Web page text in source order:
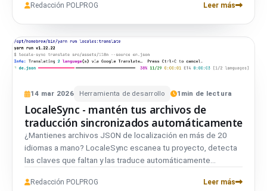
interactivo con D3.js. Seis modos de disposición, temas
funciona con cualquier repositorio git.
Redacción POLPROG Leer más
14 mar 2026 Herramienta de desarrollo 1 min de lectura
LocaleSync - mantén tus archivos de
traducción sincronizados automáticamente
¿Mantienes archivos JSON de localización en más de 20
idiomas a mano? LocaleSync escanea tu proyecto, detecta
las claves que faltan y las traduce automáticamente
seguimiento del progreso e integración CI/CD. Un solo
Redacción POLPROG Leer más